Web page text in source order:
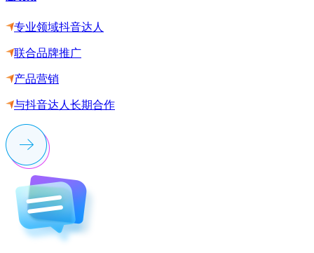
专业领域抖音达人
联合品牌推广
产品营销
与抖音达人长期合作